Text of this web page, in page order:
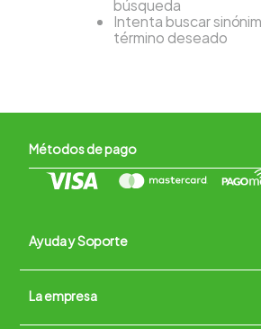
búsqueda
Intenta buscar
término deseado
Métodos de pago
Ayuda y Soporte
Contacto vía WhatsApp
Términos y condiciones
La empresa